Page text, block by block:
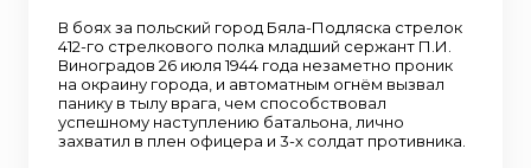
В боях за польский город Бяла-Подляска стрелок
412-го стрелкового полка младший сержант П.И.
Виноградов 26 июля 1944 года незаметно проник
на окраину города, и автоматным огнём вызвал
панику в тылу врага, чем способствовал
успешному наступлению батальона, лично
захватил в плен офицера и 3-х солдат противника.